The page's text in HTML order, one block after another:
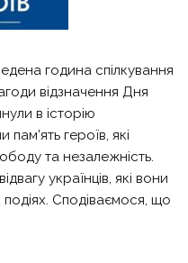
година спілкування
відзначення Дня
в історію
героїв, які
та незалежність.
українців, які вони
подіях. Сподіваємося, що